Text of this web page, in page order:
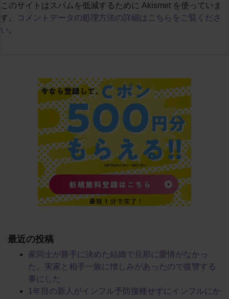
このサイトはスパムを低減するために Akismet を使っていま
す。
コメントデータの処理方法の詳細はこちらをご覧くださ
い。
最近の投稿
家同士が勝手に決めた結婚で旦那に愛情がなかっ
た。実家と相手一族に憎しみがあったので復讐する
事にした
1年目の新人がインフル予防接種せずにインフルにか